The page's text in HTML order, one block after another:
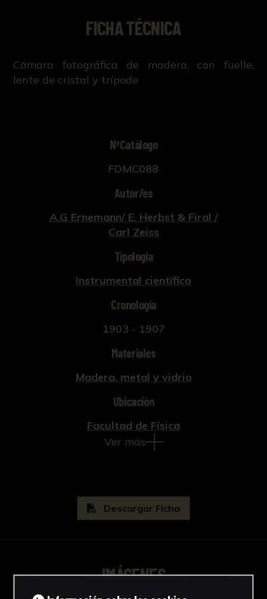
FICHA TÉCNICA
Cámara fotográfica de madera, con fuelle,
lente de cristal y trípode
NºCatálogo
FDMC088
Autor/es
A.G Ernemann/ E. Herbst & Firal /
Carl Zeiss
Tipología
Instrumental científico
Cronología
1903 - 1907
Materiales
Madera, metal y vidrio
Ubicación
Facultad de Física
Ver más
Descargar Ficha
IMÁGENES